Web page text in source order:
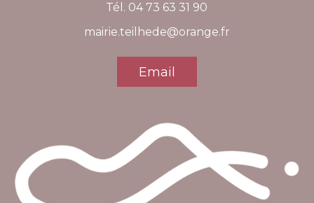
Tél. 04 73 63 31 90
mairie.teilhede@orange.fr
Email